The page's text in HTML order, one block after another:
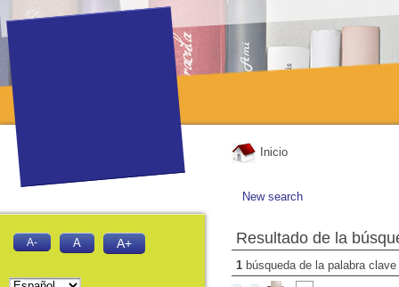
Inicio
New search
Resultado de la
1 búsqueda de la palabra clave
A- A A+